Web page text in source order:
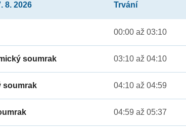
8. 2026 Trvání
00:00 až 03:10
soumrak 03:10 až 04:10
soumrak 04:10 až 04:59
04:59 až 05:37